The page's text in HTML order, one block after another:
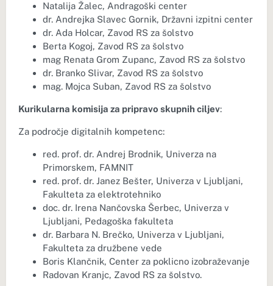
Natalija Žalec, Andragoški center
dr. Andrejka Slavec Gornik, Državni izpitni center
dr. Ada Holcar, Zavod RS za šolstvo
Berta Kogoj, Zavod RS za šolstvo
mag Renata Grom Zupanc, Zavod RS za šolstvo
dr. Branko Slivar, Zavod RS za šolstvo
mag. Mojca Suban, Zavod RS za šolstvo
Kurikularna komisija za pripravo skupnih ciljev:
Za področje digitalnih kompetenc:
red. prof. dr. Andrej Brodnik, Univerza na
Primorskem, FAMNIT
red. prof. dr. Janez Bešter, Univerza v Ljubljani,
Fakulteta za elektrotehniko
doc. dr. Irena Nančovska Šerbec, Univerza v
Ljubljani, Pedagoška fakulteta
dr. Barbara N. Brečko, Univerza v Ljubljani,
Fakulteta za družbene vede
Boris Klančnik, Center za poklicno izobraževanje
Radovan Kranjc, Zavod RS za šolstvo.